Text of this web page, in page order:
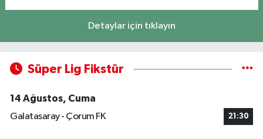
Detaylar için tıklayın
Süper Lig Fikstür
14 Ağustos, Cuma
Galatasaray - Çorum FK
21:30